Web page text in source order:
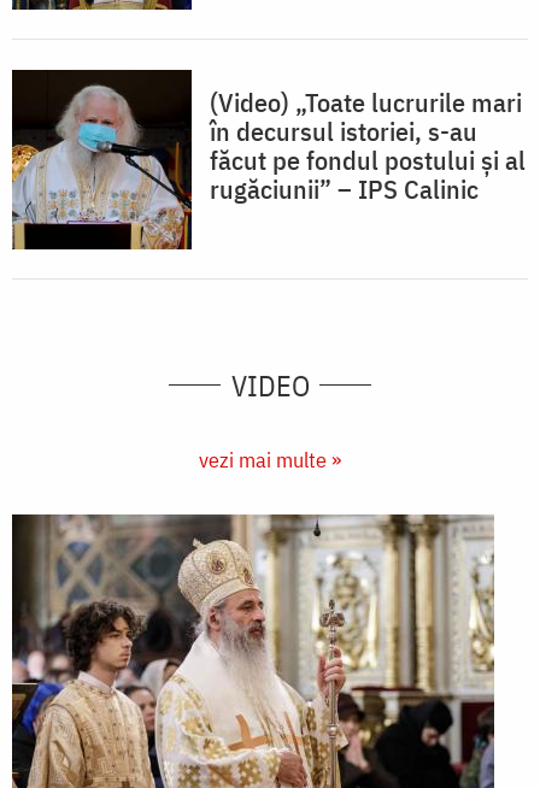
(Video) „Toate lucrurile mari
în decursul istoriei, s-au
făcut pe fondul postului și al
rugăciunii” – IPS Calinic
VIDEO
vezi mai multe »